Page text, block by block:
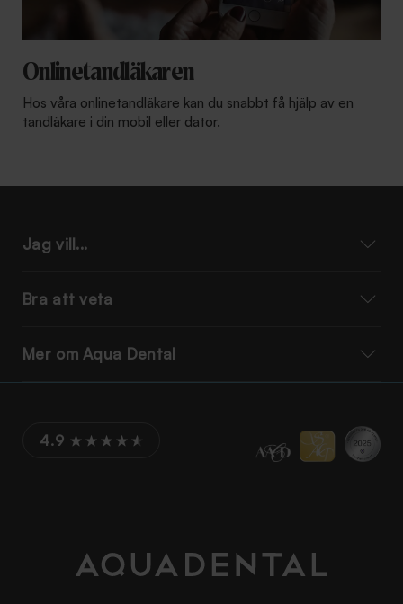
Onlinetandläkaren
Hos våra onlinetandläkare kan du snabbt få hjälp av en
tandläkare i din mobil eller dator.
Jag vill...
Bra att veta
Mer om Aqua Dental
4.9